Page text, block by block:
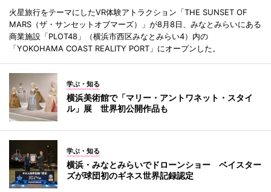
火星旅行をテーマにしたVR体験アトラクション「THE SUNSET OF
MARS（ザ・サンセットオブマーズ）」が8月8日、みなとみらいにある
商業施設「PLOT48」（横浜市西区みなとみらい4）内の
「YOKOHAMA COAST REALITY PORT」にオープンした。
学ぶ・知る
横浜美術館で「マリー・アントワネット・スタイ
ル」展 世界初公開作品も
学ぶ・知る
横浜・みなとみらいでドローンショー ベイスター
ズが球団初のギネス世界記録認定